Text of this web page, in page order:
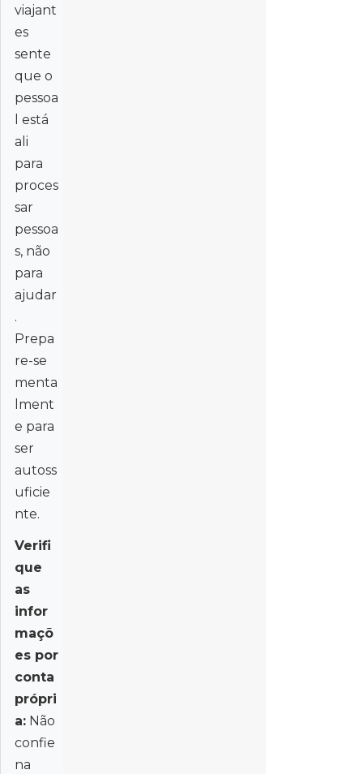
viajant
es
sente
que o
pessoa
l está
ali
para
proces
sar
pessoa
s, não
para
ajudar
.
Prepa
re-se
menta
lment
e para
ser
autoss
uficie
nte.
Verifi
que
as
infor
maçõ
es por
conta
própri
a: Não
confie
na